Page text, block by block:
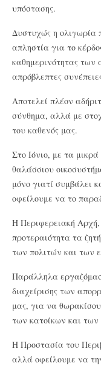
υπόστασης.
Δυστυχώς η ολιγωρία
απληστία για το
καθημερινότητας των
απρόβλεπτες
Αποτελεί πλέον
σύνθημα, αλλά με
του καθενός μας.
Στο Ιόνιο, με τα
θαλάσσιου
μόνο γιατί συμβάλει
οφείλουμε να το
Η Περιφερειακή
προτεραιότητα τα
των πολιτών και των
Παράλληλα
διαχείρισης των
μας, για να
των κατοίκων και των
Η Προστασία του
αλλά οφείλουμε να